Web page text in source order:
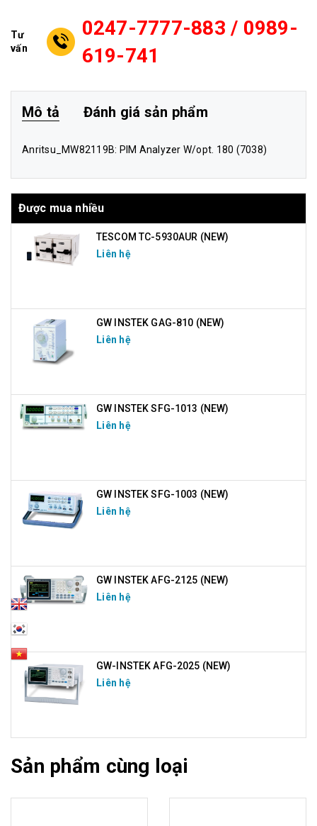
Tư
vấn
0247-7777-883 / 0989-
619-741
Mô tả Đánh giá sản phẩm
Anritsu_MW8211 9B: PIM Analyzer W/opt. 180 (7038)
Được mua nhiều
TESCOM TC-5930AUR (NEW)
Liên hệ
GW INSTEK GAG-810 (NEW)
Liên hệ
GW INSTEK SFG-1013 (NEW)
Liên hệ
GW INSTEK SFG-1003 (NEW)
Liên hệ
GW INSTEK AFG-2125 (NEW)
Liên hệ
GW-INSTEK AFG-2025 (NEW)
Liên hệ
Sản phẩm cùng loại